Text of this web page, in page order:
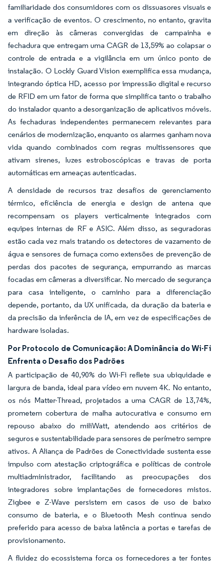
familiaridade dos consumidores com os dissuasores visuais e
a verificação de eventos. O crescimento, no entanto, gravita
em direção às câmeras convergidas de campainha e
fechadura que entregam uma CAGR de 13,59% ao colapsar o
controle de entrada e a vigilância em um único ponto de
instalação. O Lockly Guard Vision exemplifica essa mudança,
integrando óptica HD, acesso por impressão digital e recurso
de RFID em um fator de forma que simplifica tanto o trabalho
do instalador quanto a desorganização de aplicativos móveis.
As fechaduras independentes permanecem relevantes para
cenários de modernização, enquanto os alarmes ganham nova
vida quando combinados com regras multissensores que
ativam sirenes, luzes estroboscópicas e travas de porta
automáticas em ameaças autenticadas.
A densidade de recursos traz desafios de gerenciamento
térmico, eficiência de energia e design de antena que
recompensam os players verticalmente integrados com
equipes internas de RF e ASIC. Além disso, as seguradoras
estão cada vez mais tratando os detectores de vazamento de
água e sensores de fumaça como extensões de prevenção de
perdas dos pacotes de segurança, empurrando as marcas
focadas em câmeras a diversificar. No mercado de segurança
para casa inteligente, o caminho para a diferenciação
depende, portanto, da UX unificada, da duração da bateria e
da precisão da inferência de IA, em vez de especificações de
hardware isoladas.
Por Protocolo de Comunicação: A Dominância do Wi-Fi
Enfrenta o Desafio dos Padrões
A participação de 40,90% do Wi-Fi reflete sua ubiquidade e
largura de banda, ideal para vídeo em nuvem 4K. No entanto,
os nós Matter-Thread, projetados a uma CAGR de 13,74%,
prometem cobertura de malha autocurativa e consumo em
repouso abaixo do miliWatt, atendendo aos critérios de
seguros e sustentabilidade para sensores de perímetro sempre
ativos. A Aliança de Padrões de Conectividade sustenta esse
impulso com atestação criptográfica e políticas de controle
multiadministrador, facilitando as preocupações dos
integradores sobre implantações de fornecedores mistos.
Zigbee e Z-Wave persistem em casos de uso de baixo
consumo de bateria, e o Bluetooth Mesh continua sendo
preferido para acesso de baixa latência a portas e tarefas de
provisionamento.
A fluidez do ecossistema força os fornecedores a ter fontes